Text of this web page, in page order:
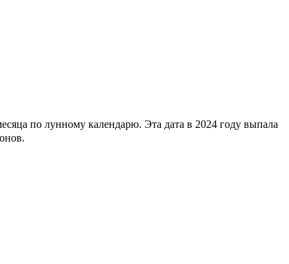
по лунному календарю. Эта дата в 2024 году выпала